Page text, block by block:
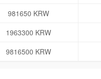
981650 KRW
1963300 KRW
9816500 KRW